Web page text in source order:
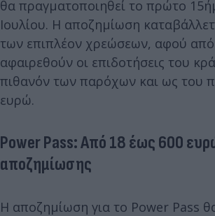
θα πραγματοποιηθεί το πρώτο
Ιουλίου. Η αποζημίωση
των επιπλέον χρεώσεων, αφού από
αφαιρεθούν οι επιδοτήσεις του
πιθανόν των παρόχων και ως του
ευρώ.
Power Pass: Από 18 έως 600
αποζημίωσης
Η αποζημίωση για το Power Pass